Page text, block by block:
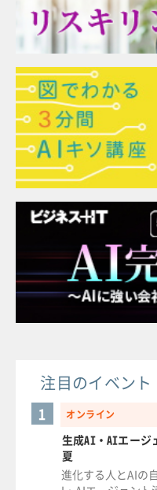
注目のイベン
オンライン
1
生成AI・AIエージ
夏
進化する人とAIの